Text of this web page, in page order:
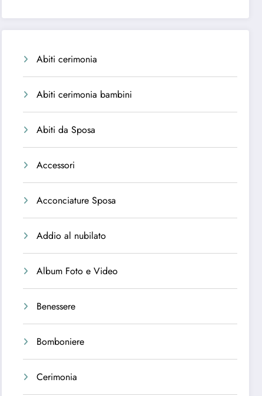
Abiti cerimonia
Abiti cerimonia bambini
Abiti da Sposa
Accessori
Acconciature Sposa
Addio al nubilato
Album Foto e Video
Benessere
Bomboniere
Cerimonia